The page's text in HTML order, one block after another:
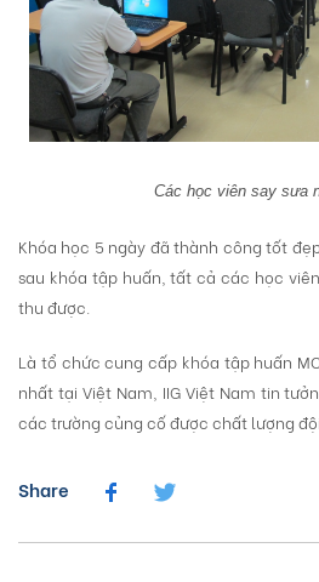
Các học viên say sưa
Khóa học 5 ngày đã thành công tốt
sau khóa tập huấn, tất cả các học
thu được.
Là tổ chức cung cấp khóa tập huấn
nhất tại Việt Nam, IIG Việt Nam tin
các trường củng cố được chất lượng
Share